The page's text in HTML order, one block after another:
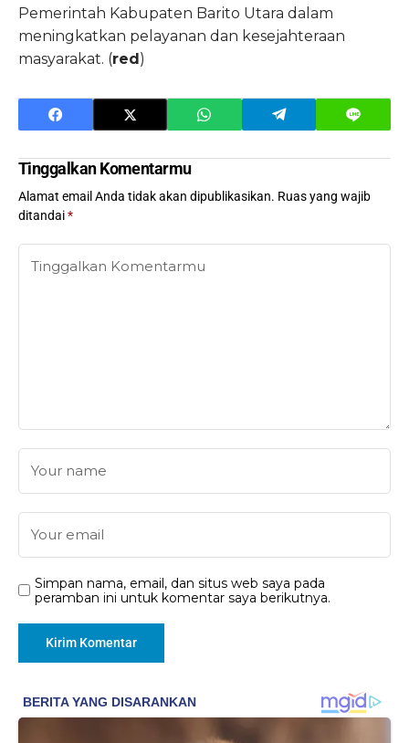
Pemerintah Kabupaten Barito Utara dalam
meningkatkan pelayanan dan kesejahteraan
masyarakat. (red)
Tinggalkan Komentarmu
Alamat email Anda tidak akan dipublikasikan. Ruas yang wajib
ditandai*
Simpan nama, email, dan situs web saya pada
peramban ini untuk komentar saya berikutnya.